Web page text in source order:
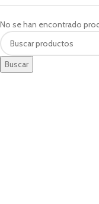
No se han encontrado
Buscar